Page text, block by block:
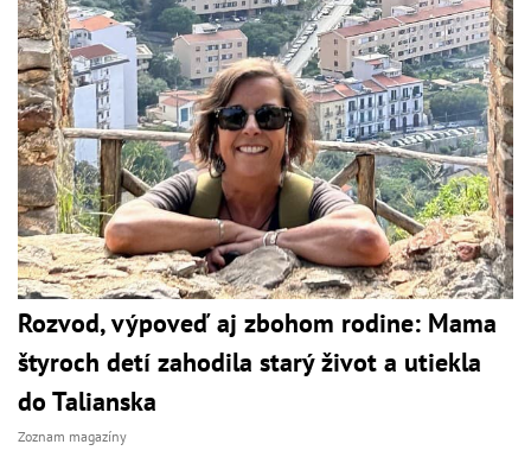
Rozvod, výpoveď aj zbohom rodine: Mama
štyroch detí zahodila starý život a utiekla
do Talianska
Zoznam magazíny